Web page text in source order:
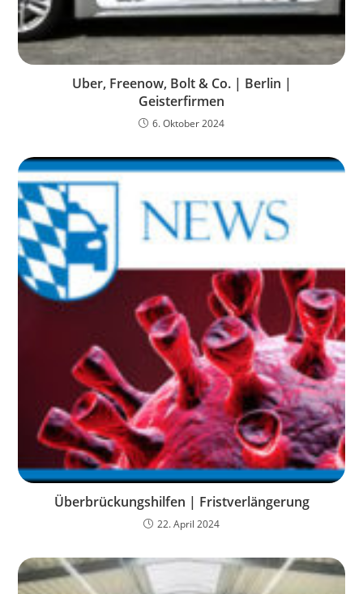
Uber, Freenow, Bolt & Co. | Berlin |
Geisterfirmen
6. Oktober 2024
Überbrückungshilfen | Fristverlängerung
22. April 2024